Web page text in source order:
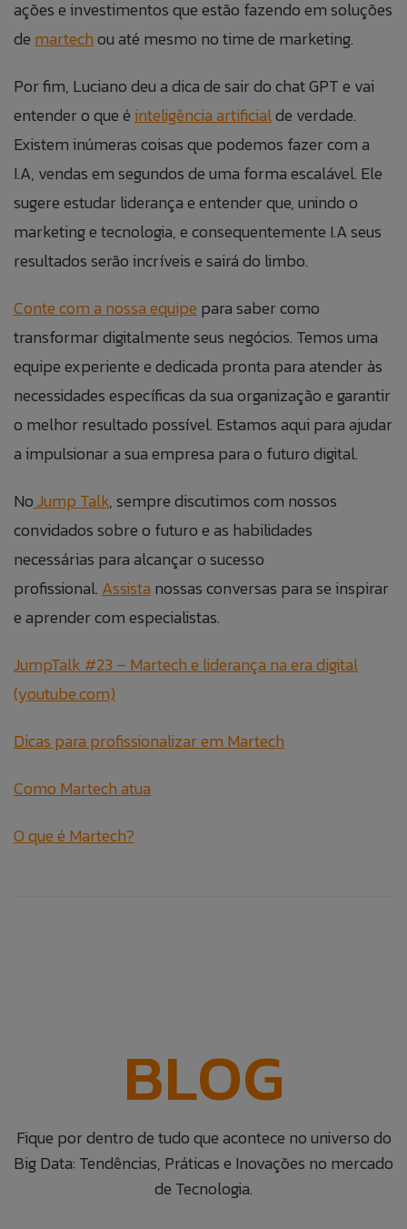
ações e investimentos que estão fazendo em soluções
de martechou até mesmo no time de marketing.
Por fim, Luciano deu a dica de sair do chat GPT e vai
entender o que éinteligência artificialde verdade.
Existem inúmeras coisas que podemos fazer com a
I.A, vendas em segundos de uma forma escalável. Ele
sugere estudar liderança e entender que, unindo o
marketing e tecnologia, e consequentemente I.A seus
resultados serão incríveis e sairá do limbo.
Conte com a nossa equipe para saber como
transformar digitalmente seus negócios. Temos uma
equipe experiente e dedicada pronta para atender às
necessidades específicas da sua organização e garantir
o melhor resultado possível. Estamos aqui para ajudar
a impulsionar a sua empresa para o futuro digital.
NoJump Talk, sempre discutimos com nossos
convidados sobre o futuro e as habilidades
necessárias para alcançar o sucesso
profissional. Assista nossas conversas para se inspirar
e aprender com especialistas.
JumpTalk #23 – Martech e liderança na era digital
(youtube.com)
Dicas para profissionalizar em Martech
Como Martech atua
O que é Martech?
BLOG
Fique por dentro de tudo que acontece no universo do
Big Data: Tendências, Práticas e Inovações no mercado
de Tecnologia.
Fale Conosco
Caso queira realizar alguma reclamação de
maneira anônima, você pode fazê-lo clicando no
botão ao lado:
ACESSAR FORMULÁRIO ANÔNIMO.
Talk to Us
If you want to make a complaint anonymously,
you can do so by clicking the button to the side:
ACCESS ANONYMOUS FORM.
Banco de
Currículos
Preencha as informações abaixo para
adicionar suas informações ao nosso banco
de currículos.
ANEXAR CURRÍCULO
possibilitar que a Jump Label identifique e entre em
relacionamento e ações de seleção para vaga.